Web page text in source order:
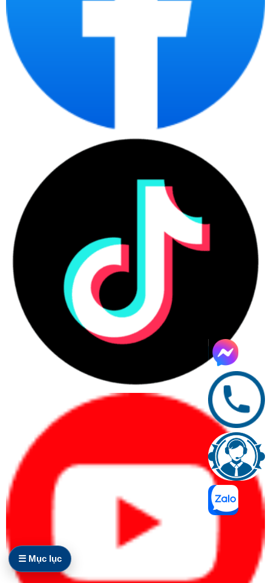
hợp với ai?
Laptop chính hãng phù hợp với người dùng cần
thiết bị có nguồn gốc rõ ràng, cấu hình phù hợp,
bảo hành minh bạch và tư vấn theo nhu cầu thật.
Đây là nhóm sản phẩm phục vụ cá nhân, sinh viên,
văn phòng, quản lý, kỹ thuật và doanh nghiệp mua
số lượng lớn.
Những nhóm người dùng nên ưu
tiên laptop chính hãng
Người mua nên ưu tiên laptop chính hãng khi cần
sự ổn định, chứng từ rõ và bảo hành minh bạch
trong quá trình sử dụng.
Danh sách nhóm khách hàng phù hợp
Người dùng cá nhân cần học tập, làm
việc, họp online hoặc làm việc từ xa.
Nhân sự văn phòng cần máy ổn định
cho email, bảng tính, trình chiếu và phần
mềm nội bộ.
Quản lý, lãnh đạo cần máy mỏng nhẹ,
pin tốt, bảo mật và hình ảnh chuyên
Kỹ sư, designer, editor cần hiệu năng
cao, màn hình tốt và xử lý phần mềm
chuyên môn.
Quy trình xác định nhanh nhu cầu
Xác định người dùng:
cá nhân, văn phòng,
quản lý, kỹ thuật hay doanh nghiệp mua
Xác định phần mềm:
Office, kế toán, CRM,
ERP, thiết kế, dựng video hoặc kỹ thuật.
☰ Mục lục